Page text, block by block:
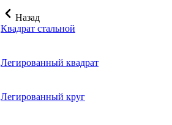
Назад
Квадрат стальной
Легированный квадрат
Легированный круг